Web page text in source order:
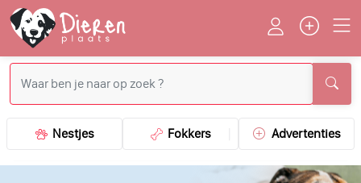
Nestjes Fokkers Advertenties